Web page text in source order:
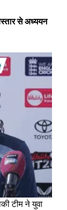
से अध्ययन
टीम ने युवा